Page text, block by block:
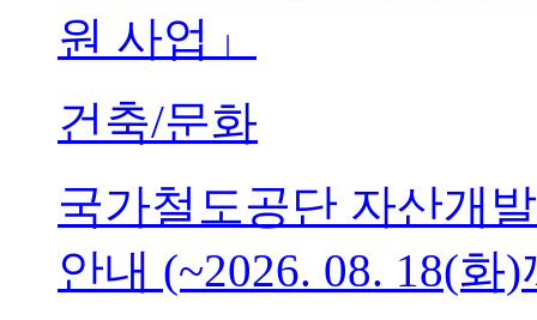
원 사업」
건축/문화
국가철도공단 자산개
안내 (~2026. 08. 18(화